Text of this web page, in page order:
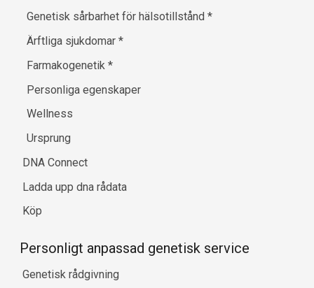
Genetisk sårbarhet för hälsotillstånd*
Ärftliga sjukdomar*
Farmakogenetik*
Personliga egenskaper
Wellness
Ursprung
DNA Connect
Ladda upp dna rådata
Köp
Personligt anpassad genetisk service
Genetisk rådgivning